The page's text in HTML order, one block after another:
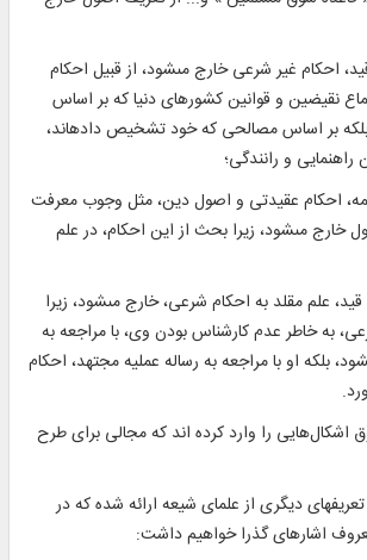
احكام غير شرعى خارج مى‏شود، از قبيل احكام
نقيضين و قوانين كشورهاى دنيا كه بر اساس
بر اساس مصالحى كه خود تشخيص داده‏اند،
و رانندگى؛
احكام عقيدتى و اصول دين، مثل وجوب معرفت
خارج مى‏شود، زيرا بحث از اين احكام، در علم
علم مقلد به احكام شرعى، خارج مى‏شود، زيرا
به خاطر عدم كارشناس بودن وى، با مراجعه به
بلكه او با مراجعه به رساله عمليه مجتهد، احكام
اشكال‌هایی را وارد کرده اند که مجالی برای طرح
تعريف‏هاى ديگرى از علمای شيعه ارائه شده كه در
اشاره‏اى گذرا خواهيم داشت: